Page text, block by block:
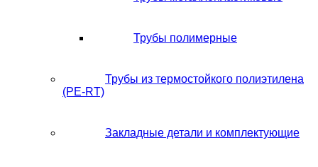
Трубы полимерные
Трубы из термостойкого полиэтилена
(PE-RT)
Закладные детали и комплектующие